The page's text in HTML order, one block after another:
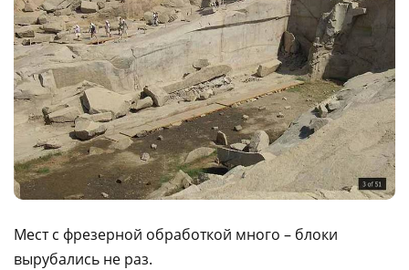
Мест с фрезерной обработкой много – блоки
вырубались не раз.